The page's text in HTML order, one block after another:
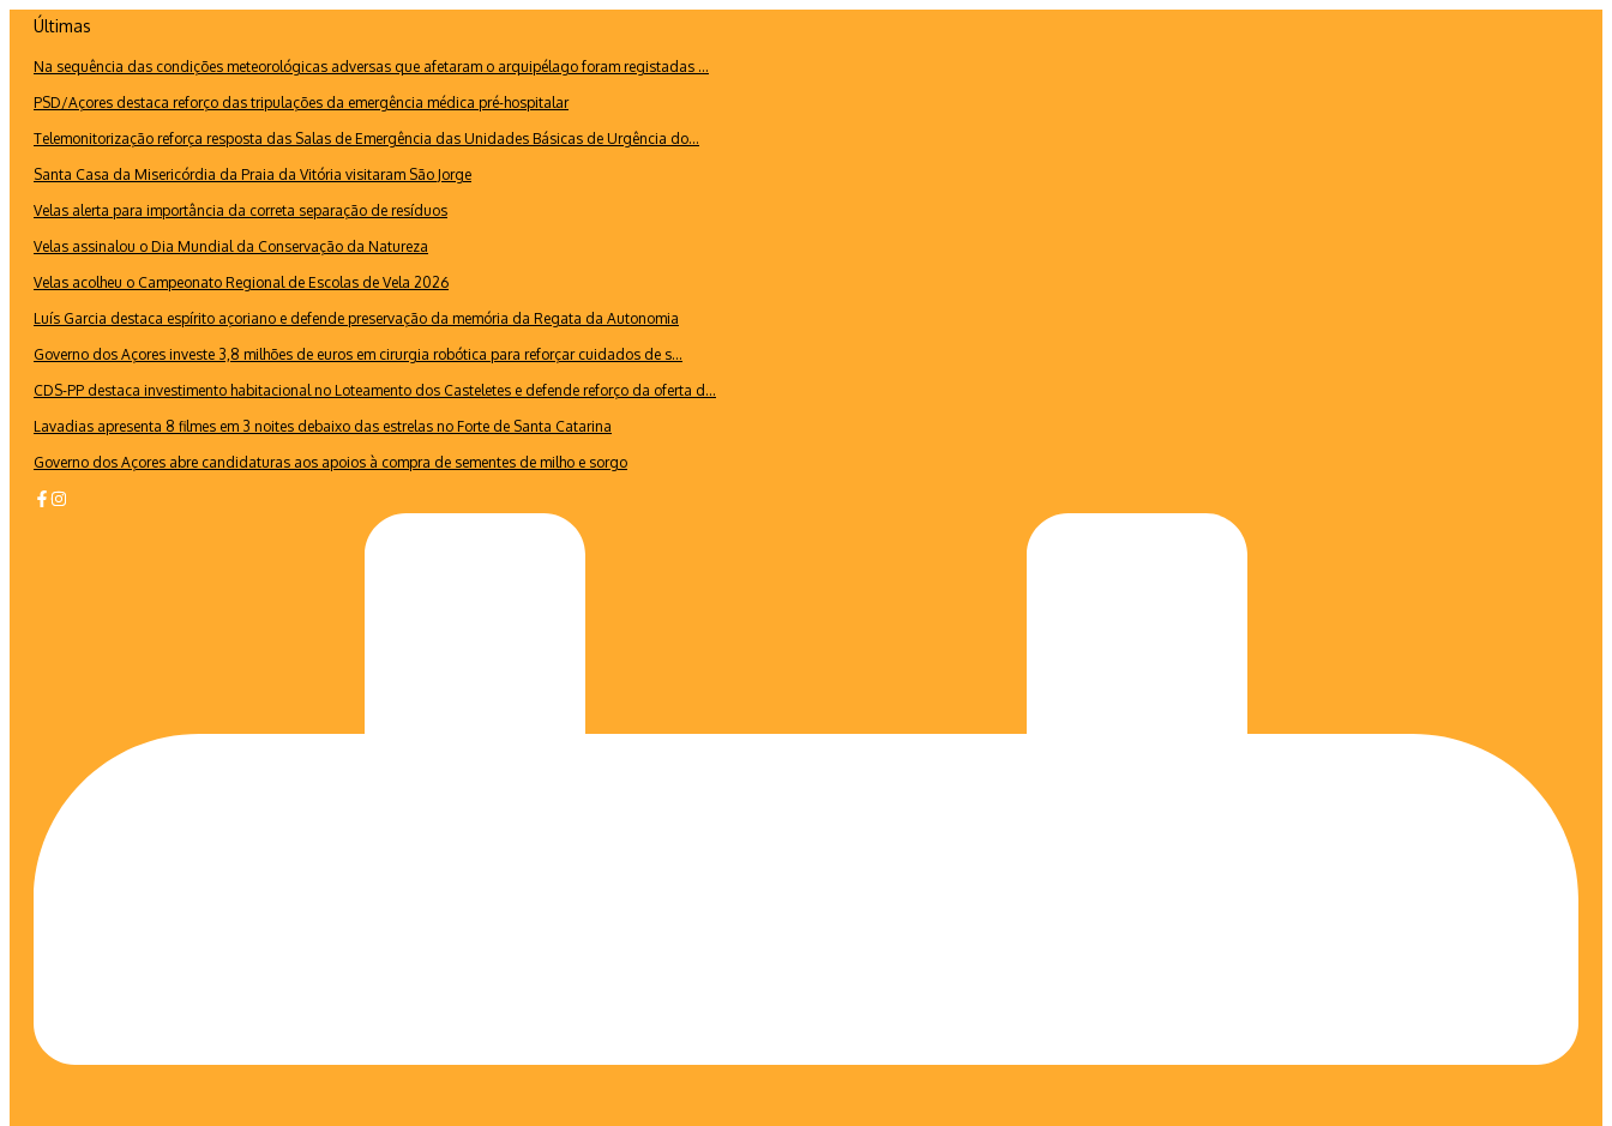
conteúdo
Últimas
Na sequência das condições meteorológicas adversas que afetaram o arquipélago foram registadas ...
PSD/Açores destaca reforço das tripulações da emergência médica pré-hospitalar
Telemonitorização reforça resposta das Salas de Emergência das Unidades Básicas de Urgência do...
Santa Casa da Misericórdia da Praia da Vitória visitaram São Jorge
Velas alerta para importância da correta separação de resíduos
Velas assinalou o Dia Mundial da Conservação da Natureza
Velas acolheu o Campeonato Regional de Escolas de Vela 2026
Luís Garcia destaca espírito açoriano e defende preservação da memória da Regata da Autonomia
Governo dos Açores investe 3,8 milhões de euros em cirurgia robótica para reforçar cuidados de s...
CDS-PP destaca investimento habitacional no Loteamento dos Casteletes e defende reforço da oferta d...
Lavadias apresenta 8 filmes em 3 noites debaixo das estrelas no Forte de Santa Catarina
Governo dos Açores abre candidaturas aos apoios à compra de sementes de milho e sorgo